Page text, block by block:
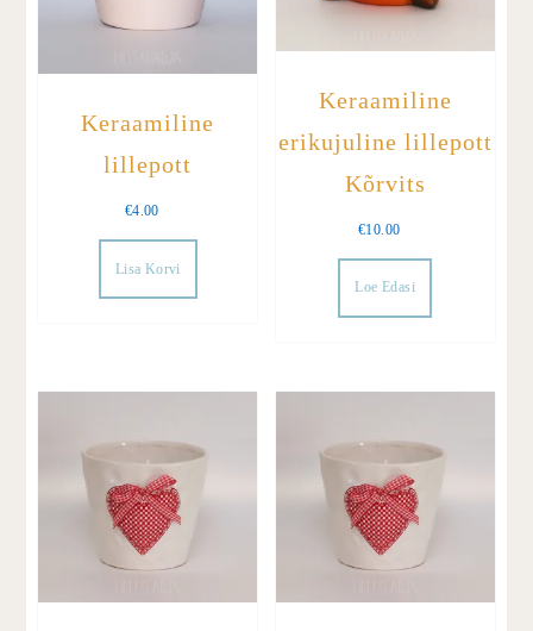
Keraamiline
lillepott
€4.00
Lisa Korvi
Keraamiline
erikujuline lillepott
Kõrvits
€10.00
Loe Edasi